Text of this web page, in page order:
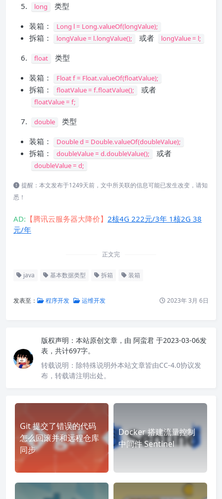
long
类型
装箱：
Long l = Long.valueOf(longValue);
拆箱： longValue = l.longValue(); 或者 longValue = l;
float
类型
装箱：
Float f = Float.valueOf(floatValue);
拆箱： floatValue = f.floatValue(); 或者
floatValue = f;
double
类型
装箱：
Double d = Double.valueOf(doubleValue);
拆箱： doubleValue = d.doubleValue(); 或者
doubleValue = d;
提醒：本文发布于1249天前，文中所关联的信息可能已发生改变，请知
悉！
AD: 【腾讯云服务器大降价】 2核4G 222元/3年 1核2G 38
元/年
正文完
java 基本数据类型 拆箱 装箱
发表至： 程序开发 运维开发 2023年 3月 6日
版权声明： 本站原创文章，由 阿蛮君 于2023-03-06发
表，共计697字。
转载说明： 除特殊说明外本站文章皆由CC-4.0协议发
布，转载请注明出处。
Git 提交了错误的代码
怎么回滚并和远程仓库
同步
Docker 搭建流量控制
中间件 Sentinel